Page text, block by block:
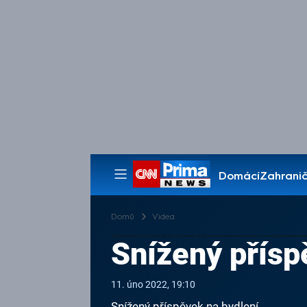
Domácí
Pořady
Domů Videa
Snížený
11. úno 2022, 19:10